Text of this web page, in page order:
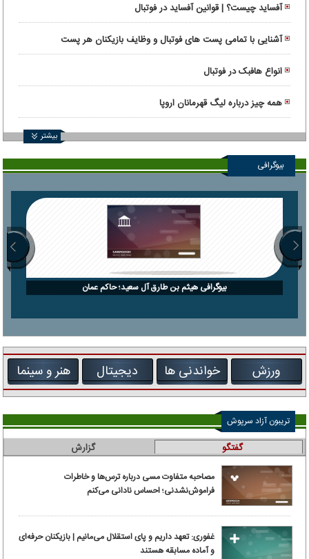
آفساید چیست؟ | قوانین آفساید در فوتبال
آشنایی با تمامی پست های فوتبال و وظایف بازیکنان هر پست
انواع هافبک در فوتبال
همه چیز درباره لیگ قهرمانان اروپا
بیشتر
بیوگرافی
بیوگرافی هیثم بن طارق آل سعید؛ حاکم عمان
ورزش خواندنی ها دیجیتال هنر و سینما
تریبون آزاد سرپوش
گفتگو گزارش
مصاحبه متفاوت مسی درباره ترس‌ها و خاطرات
فراموش‌نشدنی؛ احساس نادانی می‌کنم
غفوری: تعهد داریم و پای استقلال می‌مانیم | بازیکنان حرفه‌ای
و آماده مسابقه هستند